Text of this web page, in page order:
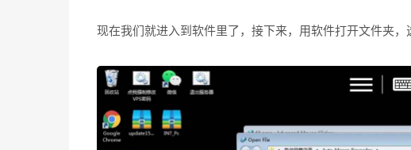
现在我们就进入到软件里了，接下来，用软件打开文件夹